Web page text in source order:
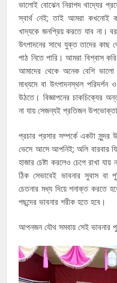
ভালোই বোঝেন নিরাপদ খাদ্যের
স্বার্থ নেই; তাই আমরা কখনোই
খাদ্যকে জনপ্রিয় করতে যাব না।
উৎপাদনের সাথে যুক্ত তাদের কাছ
পাঠ নিতে পারি। আমরা বিশ্বাস
আমাদের থেকে অনেক বেশি
মাধ্যমে বা উৎপাদনস্থল পরিদর্শন
উঠতে। বিজ্ঞাপনের চাকচিক্যের
না যায় সেজন্যই প্রতিজন
প্রচার প্রসার সম্পর্কে একটা
ভেসে আসে আপনিই; অলি বারবার
হাজার চেষ্টা করলেও চেপে রাখা
ঠিক সেভাবেই ভাবনার সুবাস
চেতনার মধ্য দিয়ে শনাক্ত করতে
পছন্দের ভাবনার শরীক হতে হবে।
আপনজন যৌথ সমবায় সেই ভাবনার